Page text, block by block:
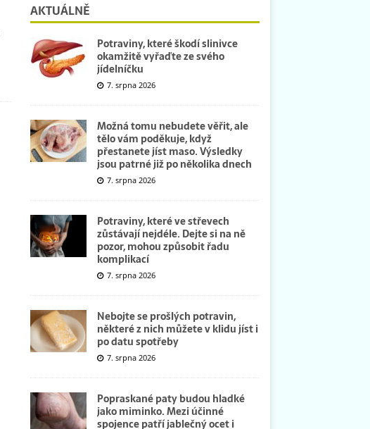
AKTUÁLNĚ
Potraviny, které škodí slinivce
okamžitě vyřaďte ze svého
jídelníčku
7. srpna 2026
Možná tomu nebudete věřit, ale
tělo vám poděkuje, když
přestanete jíst maso. Výsledky
jsou patrné již po několika dnech
7. srpna 2026
Potraviny, které ve střevech
zůstávají nejdéle. Dejte si na ně
pozor, mohou způsobit řadu
komplikací
7. srpna 2026
Nebojte se prošlých potravin,
některé z nich můžete v klidu jíst i
po datu spotřeby
7. srpna 2026
Popraskané paty budou hladké
jako miminko. Mezi účinné
spojence patří jablečný ocet i